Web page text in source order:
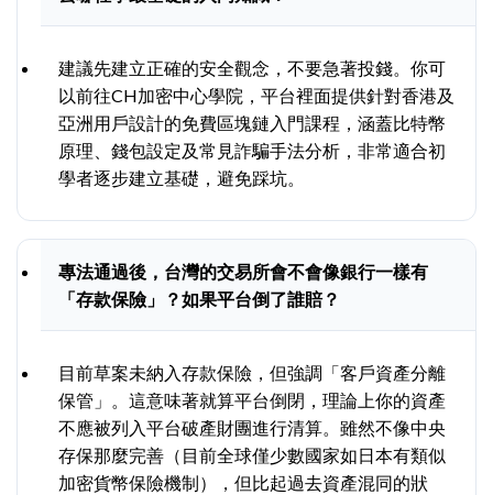
建議先建立正確的安全觀念，不要急著投錢。你可
以前往CH加密中心學院，平台裡面提供針對香港及
亞洲用戶設計的免費區塊鏈入門課程，涵蓋比特幣
原理、錢包設定及常見詐騙手法分析，非常適合初
學者逐步建立基礎，避免踩坑。
專法通過後，台灣的交易所會不會像銀行一樣有
「存款保險」？如果平台倒了誰賠？
目前草案未納入存款保險，但強調「客戶資產分離
保管」。這意味著就算平台倒閉，理論上你的資產
不應被列入平台破產財團進行清算。雖然不像中央
存保那麼完善（目前全球僅少數國家如日本有類似
加密貨幣保險機制），但比起過去資產混同的狀